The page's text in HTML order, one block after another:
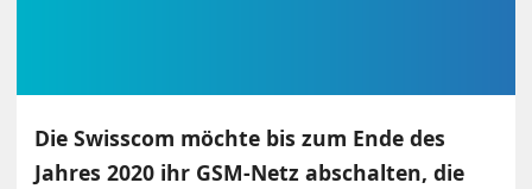
Die Swisscom möchte bis zum Ende des
Jahres 2020 ihr GSM-Netz abschalten, die